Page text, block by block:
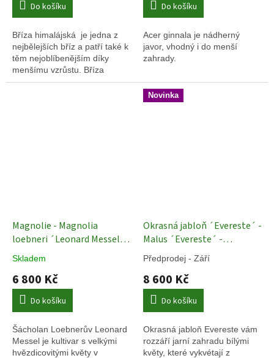
Do košíku
Bříza himalájská je jedna z
nejbělejších bříz a patří také k
těm nejoblíbenějším díky
menšímu vzrůstu. Bříza
himalájská Doorenbos (Betula
Do košíku
Acer ginnala je nádherný
javor, vhodný i do menší
zahrady.
Magnolie - Magnolia
loebneri ´Leonard Messel´
Vzrostlé okrasné stromy
Skladem
6 800 Kč
Do košíku
Šácholan Loebnerův Leonard
Messel je kultivar s velkými
hvězdicovitými květy v
Novinka
Okrasná jabloň ´Evereste´ -
Malus ´Evereste´ -
vícekmen 200/250 cm
Okrasné stromy
Předprodej - Září
8 600 Kč
Do košíku
Okrasná jabloň Evereste vám
rozzáří jarní zahradu bílými
květy, které vykvétají z